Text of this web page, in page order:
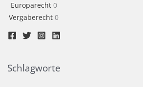
Europarecht0
Vergaberecht 0
Schlagworte